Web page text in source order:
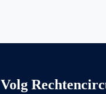
Volg